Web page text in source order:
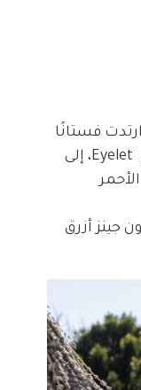
فستانًا
صيفيًا باللون البيج من توقيع Cult Gaia، تميز بقصة مريحة مع قماش مجعدRuched وتنورة مزينة بتفاصيل  Eyelet، إلى
جينز أزرق